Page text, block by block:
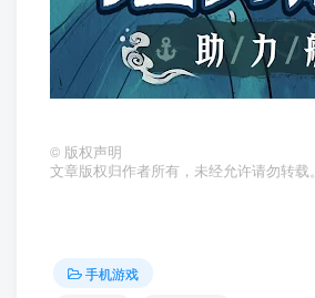
© 版权声明
文章版权归作者所有，未经允许请勿转载。
手机游戏